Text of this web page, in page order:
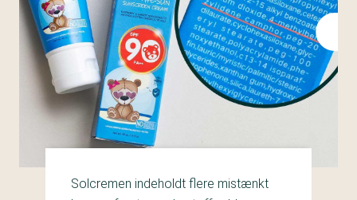
Solcremen indeholdt flere mistænkt